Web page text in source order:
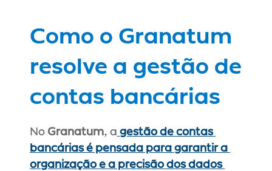
Como o Granatum
resolve a gestão de
contas bancárias
No Granatum, a gestão de contas
bancárias é pensada para garantir a
organização e a precisão dos dados